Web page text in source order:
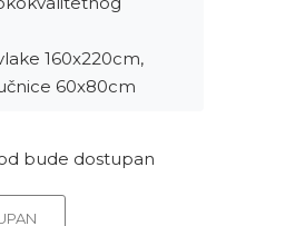
160x220cm,
60x80cm
bude dostupan